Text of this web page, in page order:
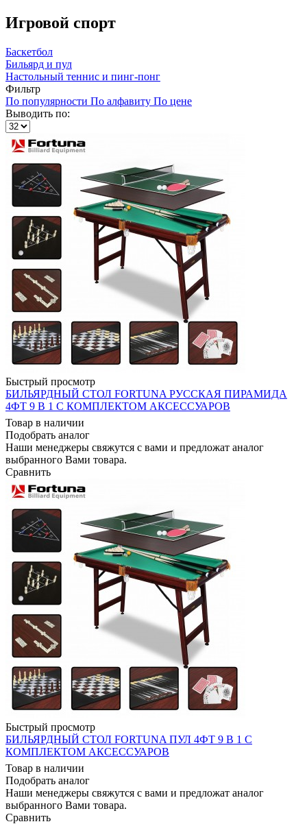
Игровой спорт
Баскетбол
Бильярд и пул
Настольный теннис и пинг-понг
Фильтр
По популярности По алфавиту По цене
Выводить по:
Быстрый просмотр
БИЛЬЯРДНЫЙ СТОЛ FORTUNA РУССКАЯ ПИРАМИДА
4ФТ 9 В 1 С КОМПЛЕКТОМ АКСЕССУАРОВ
Товар в наличии
Подобрать аналог
Наши менеджеры свяжутся с вами и предложат аналог
выбранного Вами товара.
Сравнить
Быстрый просмотр
БИЛЬЯРДНЫЙ СТОЛ FORTUNA ПУЛ 4ФТ 9 В 1 С
КОМПЛЕКТОМ АКСЕССУАРОВ
Товар в наличии
Подобрать аналог
Наши менеджеры свяжутся с вами и предложат аналог
выбранного Вами товара.
Сравнить